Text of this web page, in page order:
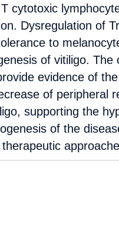
cytotoxic
Dysregulation of
to
of vitiligo. The
evidence of
of peripheral
supporting the
of the